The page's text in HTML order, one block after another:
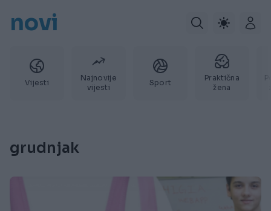
novi
Vijesti
Najnovije
vijesti
Sport
Praktična
žena
grudnjak